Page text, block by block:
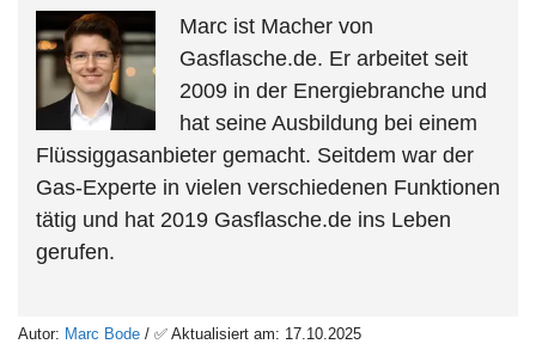
Marc ist Macher von
Gasflasche.de. Er arbeitet seit
2009 in der Energiebranche und
hat seine Ausbildung bei einem
Flüssiggasanbieter gemacht. Seitdem war der
Gas-Experte in vielen verschiedenen Funktionen
tätig und hat 2019 Gasflasche.de ins Leben
gerufen.
Autor: Marc Bode / ✅ Aktualisiert am: 17.10.2025